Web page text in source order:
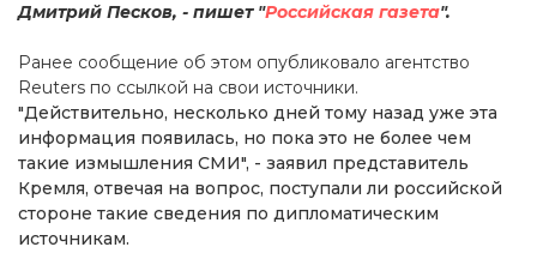
Дмитрий Песков, - пишет "Российская газета".
Ранее сообщение об этом опубликовало агентство
Reuters по ссылкой на свои источники.
"Действительно, несколько дней тому назад уже эта
информация появилась, но пока это не более чем
такие измышления СМИ", - заявил представитель
Кремля, отвечая на вопрос, поступали ли российской
стороне такие сведения по дипломатическим
источникам.